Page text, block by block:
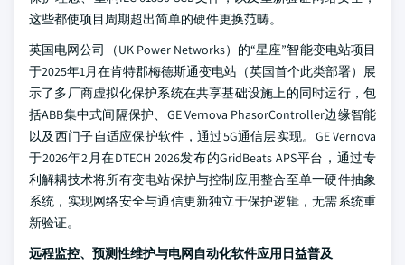
这些都使项目周期超出简单的硬件更换范畴。
英国电网公司（UK Power Networks）的“星座”智能变电站项目
于2025年1月在肯特郡梅德斯通变电站（英国首个此类部署）展
示了多厂商虚拟化保护系统在共享基础设施上的同时运行，包
括ABB集中式间隔保护、GE Vernova PhasorController边缘智能
以及西门子自适应保护软件，通过5G通信层实现。GE Vernova
于2026年2月在DTECH 2026发布的GridBeats APS平台，通过专
利解耦技术将所有变电站保护与控制应用整合至单一硬件抽象
系统，实现网络安全与通信更新独立于保护逻辑，无需系统重
新验证。
远程监控、预测性维护与电网自动化软件应用日益普及